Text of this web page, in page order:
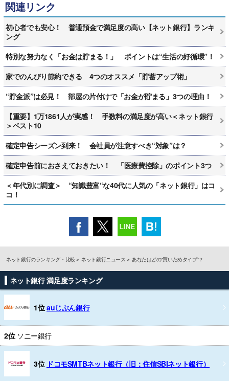
関連リンク
初心者でも安心！ 普通預金で満足度の高い【ネット銀行】ランキ
ング
特別な努力なく「お金は貯まる！」 ポイントは“生活の好循環”！
家でのんびり節約できる 4つのオススメ「貯蓄アップ術」
“貯金派”は必見！ 部屋の片付けで「お金が貯まる」3つの理由！
【重要】1万1861人が実感！ 手数料の満足度が高い＜ネット銀行
＞ベスト10
確定申告シーズン到来！ 会社員が注意すべき“対象”は？
確定申告前におさえておきたい！ 「医療費控除」のポイント3つ
＜年代別に調査＞ “知識豊富“な40代に人気の「ネット銀行」はコ
コ！
ネット銀行のランキング・比較 ネット銀行ニュース あなたはどの“買いだめタイプ”？
ネット銀行 満足度ランキング
1位auじぶん銀行
2位 ソニー銀行
3位 ドコモSMTBネット銀行（旧：住信SBIネット銀行）